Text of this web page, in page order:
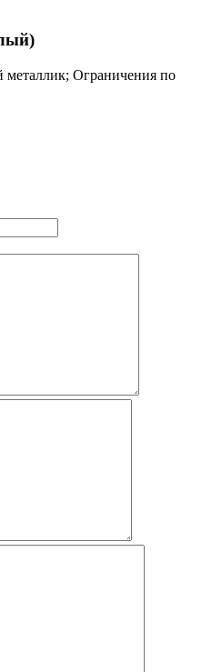
Ограничения по